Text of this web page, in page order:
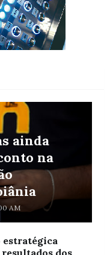
ainda
na
AM
dos